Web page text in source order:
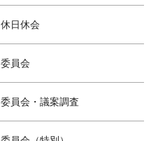
休日休会
委員会
委員会・議案調査